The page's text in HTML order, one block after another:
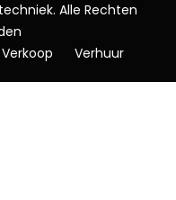
Alle Rechten
Verkoop Verhuur